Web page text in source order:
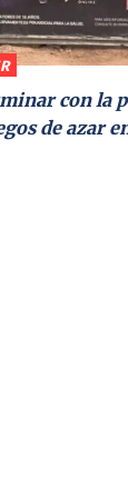
con la
de azar